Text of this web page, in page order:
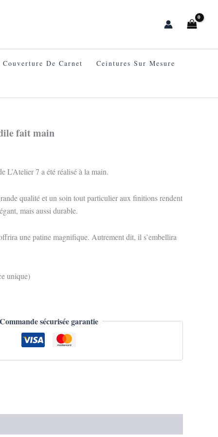
Couverture De Carnet Ceintures Sur Mesure
fait main
L’Atelier 7 a été réalisé à la main.
qualité et un soin tout particulier aux finitions rendent
mais aussi durable.
une patine magnifique. Autrement dit, il s’embellira
unique)
sécurisée garantie